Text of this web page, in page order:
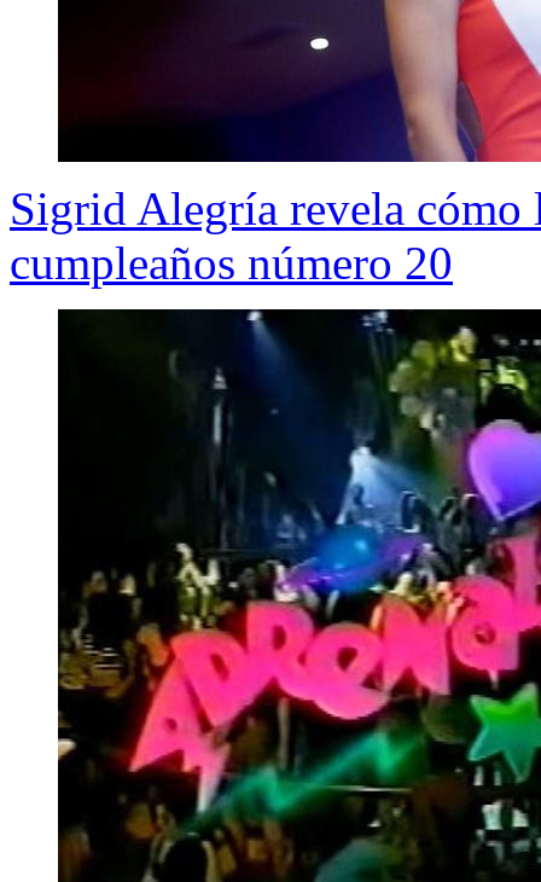
Sigrid Alegría revela cómo
cumpleaños número 20